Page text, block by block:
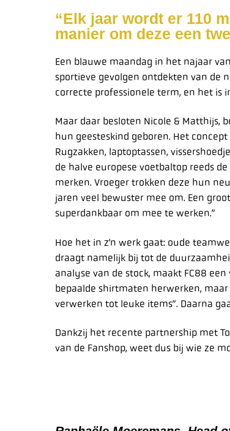
“Elk jaar wordt er 110
manier om deze een
Een blauwe maandag in het najaar
sportieve gevolgen ontdekten van de
correcte professionele term, en het is
Maar daar besloten Nicole & Matthijs,
hun geesteskind geboren. Het
Rugzakken, laptoptassen,
de halve europese voetbaltop reeds
merken. Vroeger trokken deze hun
jaren veel bewuster mee om. Een
superdankbaar om mee te werken.”
Hoe het in z’n werk gaat: oude
draagt namelijk bij tot de
analyse van de stock, maakt FC88
bepaalde shirtmaten herwerken,
verwerken tot leuke items”. Daarna
Dankzij het recente partnership met
van de Fanshop, weet dus bij wie ze